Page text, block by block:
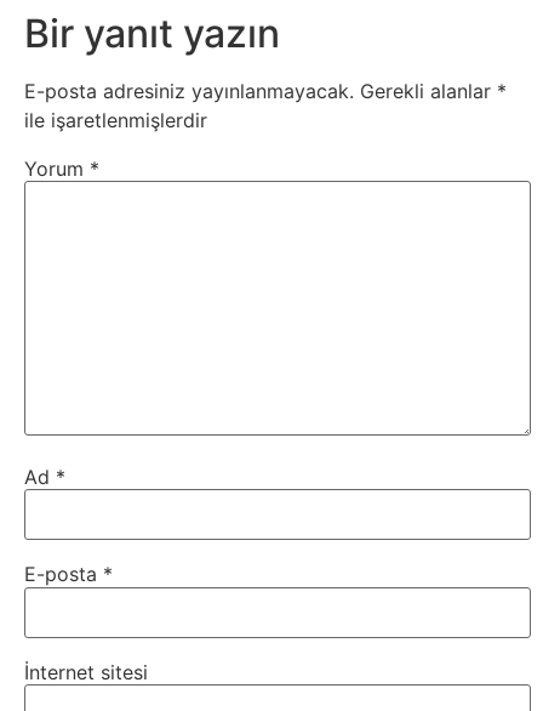
Bir yanıt yazın
E-posta adresiniz yayınlanmayacak. Gerekli alanlar *
ile işaretlenmişlerdir
Yorum *
Ad *
E-posta *
İnternet sitesi